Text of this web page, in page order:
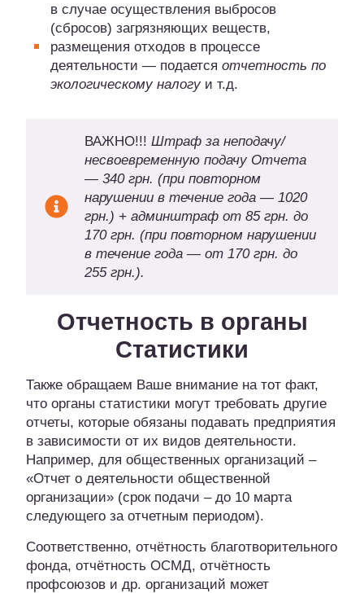
в случае осуществления выбросов
(сбросов) загрязняющих веществ,
размещения отходов в процессе
деятельности — подается отчетность по
экологическому налогуи т.д.
ВАЖНО!!! Штраф за неподачу/
несвоевременную подачу Отчета
— 340 грн. (при повторном
нарушении в течение года — 1020
грн.) + админштраф от 85 грн. до
170 грн. (при повторном нарушении
в течение года — от 170 грн. до
255 грн.).
Отчетность в органы
Статистики
Также обращаем Ваше внимание на тот факт,
что органы статистики могут требовать другие
отчеты, которые обязаны подавать предприятия
в зависимости от их видов деятельности.
Например, для общественных организаций –
«Отчет о деятельности общественной
организации» (срок подачи – до 10 марта
следующего за отчетным периодом).
Соответственно, отчётность благотворительного
фонда, отчётность ОСМД, отчётность
профсоюзов и др. организаций может